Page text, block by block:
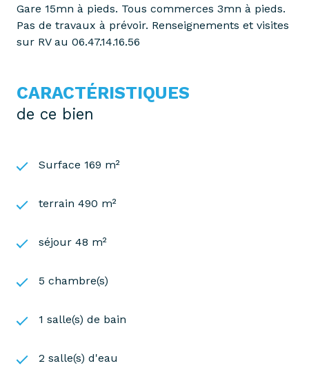
Gare 15mn à pieds. Tous commerces 3mn à pieds.
Pas de travaux à prévoir. Renseignements et visites
sur RV au 06.47.14.16.56
CARACTÉRISTIQUES
de ce bien
Surface 169 m²
terrain 490 m²
séjour 48 m²
5 chambre(s)
1 salle(s) de bain
2 salle(s) d'eau